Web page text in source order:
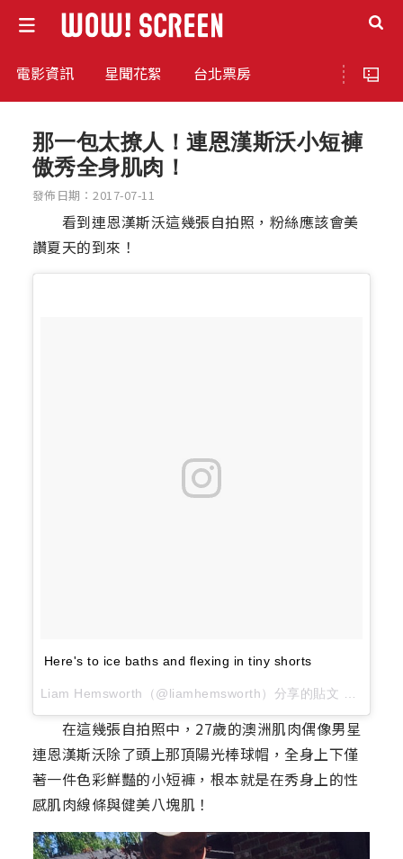
電影資訊 星聞花絮 台北票房
那一包太撩人！連恩漢斯沃小短褲
傲秀全身肌肉！
發佈日期：2017-07-11
看到連恩漢斯沃這幾張自拍照，粉絲應該會美
讚夏天的到來！
Here's to ice baths and flexing in tiny shorts
Liam Hemsworth（@liamhemsworth）分享的貼文 於
在這幾張自拍照中，27歲的澳洲肌肉偶像男星
連恩漢斯沃除了頭上那頂陽光棒球帽，全身上下僅
著一件色彩鮮豔的小短褲，根本就是在秀身上的性
感肌肉線條與健美八塊肌！